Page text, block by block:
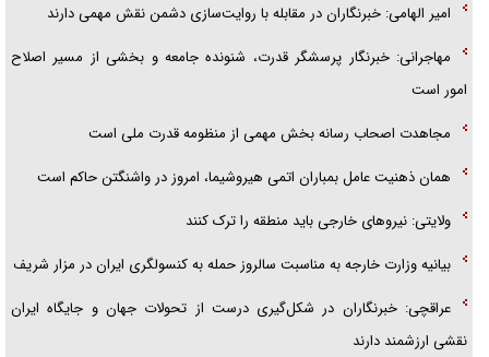
امیر الهامی: خبرنگاران در مقابله با روایت‌سازی دشمن نقش مهمی دارند
مهاجرانی: خبرنگار پرسشگر قدرت، شنونده جامعه و بخشی از مسیر اصلاح
امور است
مجاهدت اصحاب رسانه بخش مهمی از منظومه قدرت ملی است
همان ذهنیت عامل بمباران اتمی هیروشیما، امروز در واشنگتن حاکم است
ولایتی: نیروهای خارجی باید منطقه را ترک کنند
بیانیه وزارت خارجه به مناسبت سالروز حمله به کنسولگری ایران در مزار شریف
عراقچی: خبرنگاران در شکل‌گیری درست از تحولات جهان و جایگاه ایران
نقشی ارزشمند دارند